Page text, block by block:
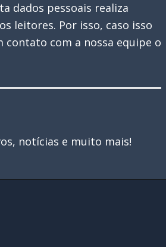
dados pessoais realiza
leitores. Por isso, caso isso
contato com a nossa equipe o
notícias e muito mais!